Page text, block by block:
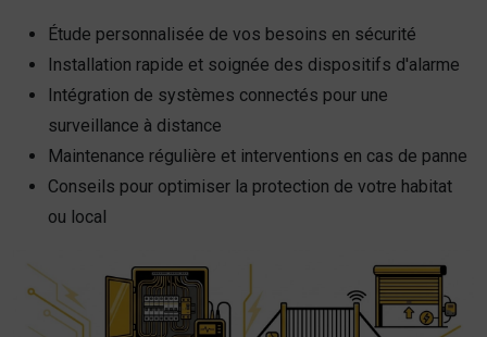
Étude personnalisée de vos besoins en sécurité
Installation rapide et soignée des dispositifs d'alarme
Intégration de systèmes connectés pour une
surveillance à distance
Maintenance régulière et interventions en cas de panne
Conseils pour optimiser la protection de votre habitat
ou local